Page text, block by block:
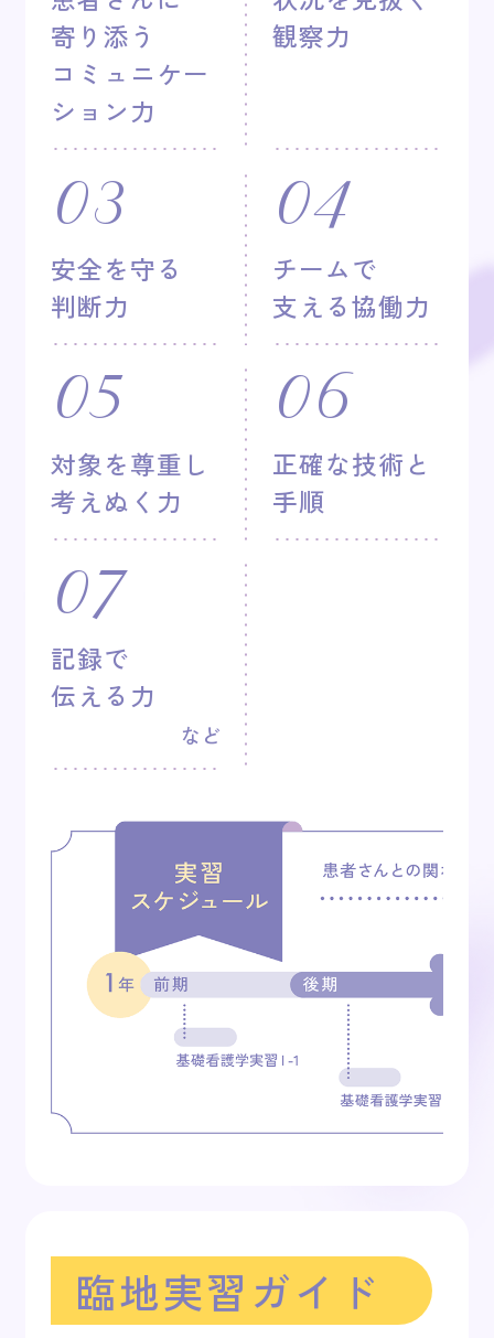
寄り添う
コミュニケー
ション力
観察力
03
安全を守る
判断力
04
チームで
支える協働力
05
対象を尊重し
考えぬく力
06
正確な技術と
手順
07
記録で
伝える力
など
臨地実習ガイド